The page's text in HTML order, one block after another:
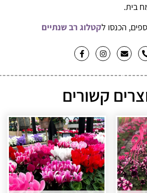
בית.
הכנסו לקטלוג רב שנתיים
קשורים